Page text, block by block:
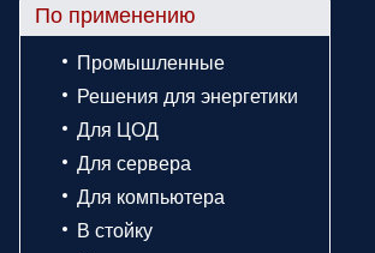
По применению
Промышленные
Решения для энергетики
Для ЦОД
Для сервера
Для компьютера
В стойку